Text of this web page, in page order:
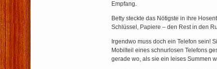
Empfang.
Betty steckte das Nötigste in ihre
Schlüssel, Papiere – den Rest in den
Irgendwo muss doch ein Telefon sein!
Mobilteil eines schnurlosen Telefons
gerade wo, als sie ein leises Summen